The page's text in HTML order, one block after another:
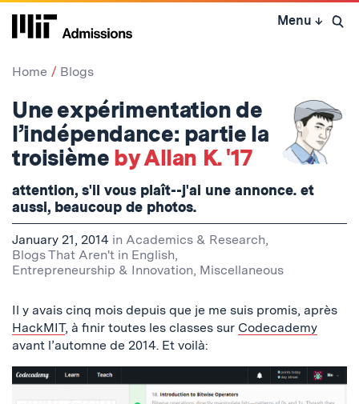
Skip
Menu ↓ Open
Home Blogs
Une expérimentation de
l’indépendance: partie la
troisième by Allan K. '17
attention, s'il vous plaît--j'ai une annonce. et
aussi, beaucoup de photos.
January 21, 2014 in Academics & Research,
Blogs That Aren't in English,
Entrepreneurship & Innovation, Miscellaneous
Il y avais cinq mois depuis que je me suis promis, après
HackMIT, à finir toutes les classes sur Codecademy
avant l’automne de 2014. Et voilà: